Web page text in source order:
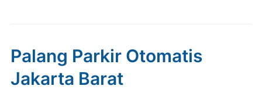
Palang Parkir Otomatis
Jakarta Barat